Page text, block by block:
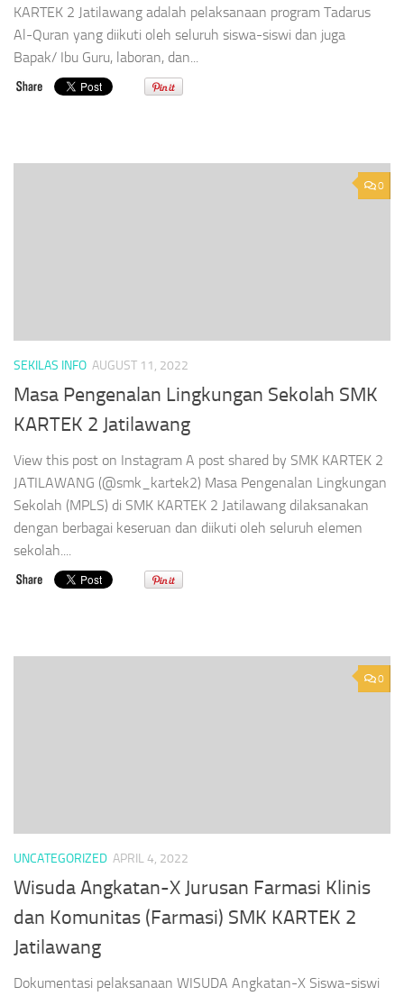
KARTEK 2 Jatilawang adalah pelaksanaan program Tadarus
Al-Quran yang diikuti oleh seluruh siswa-siswi dan juga
Bapak/ Ibu Guru, laboran, dan...
0
SEKILAS INFO AUGUST 11, 2022
Masa Pengenalan Lingkungan Sekolah SMK
KARTEK 2 Jatilawang
View this post on Instagram A post shared by SMK KARTEK 2
JATILAWANG (@smk_kartek2) Masa Pengenalan Lingkungan
Sekolah (MPLS) di SMK KARTEK 2 Jatilawang dilaksanakan
dengan berbagai keseruan dan diikuti oleh seluruh elemen
sekolah....
0
UNCATEGORIZED APRIL 4, 2022
Wisuda Angkatan-X Jurusan Farmasi Klinis
dan Komunitas (Farmasi) SMK KARTEK 2
Jatilawang
Dokumentasi pelaksanaan WISUDA Angkatan-X Siswa-siswi